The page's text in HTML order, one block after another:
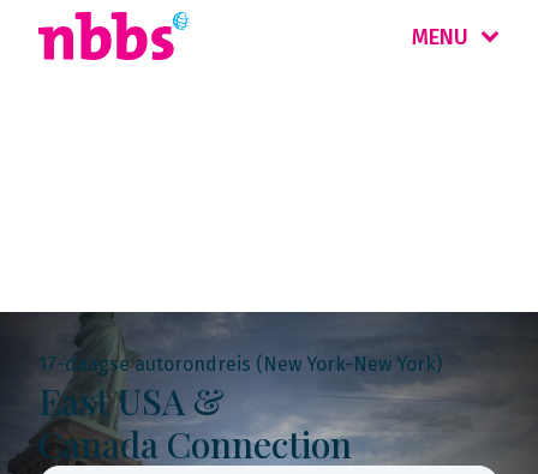
MENU
17-daagse autorondreis (New York-New York)
East USA &
Canada Connection